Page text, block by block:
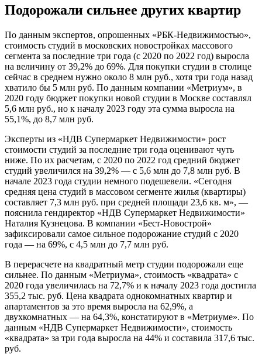
Подорожали сильнее других квартир
По данным экспертов, опрошенных «РБК-Недвижимостью»,
стоимость студий в московских новостройках массового
сегмента за последние три года (с 2020 по 2022 год) выросла
на величину от 39,2% до 69%. Для покупки студии в столице
сейчас в среднем нужно около 8 млн руб., хотя три года назад
хватило бы 5 млн руб. По данным компании «Метриум», в
2020 году бюджет покупки новой студии в Москве составлял
5,6 млн руб., но к началу 2023 году эта сумма выросла на
55,1%, до 8,7 млн руб.
Эксперты из «НДВ Супермаркет Недвижимости» рост
стоимости студий за последние три года оценивают чуть
ниже. По их расчетам, с 2020 по 2022 год средний бюджет
студий увеличился на 39,2% — с 5,6 млн до 7,8 млн руб. В
начале 2023 года студии немного подешевели. «Сегодня
средняя цена студий в массовом сегменте жилья (квартиры)
составляет 7,3 млн руб. при средней площади 23,6 кв. м», —
пояснила гендиректор «НДВ Супермаркет Недвижимости»
Наталия Кузнецова. В компании «Бест-Новострой»
зафиксировали самое сильное подорожание студий с 2020
года — на 69%, с 4,5 млн до 7,7 млн руб.
В перерасчете на квадратный метр студии подорожали еще
сильнее. По данным «Метриума», стоимость «квадрата» с
2020 года увеличилась на 72,7% и к началу 2023 года достигла
355,2 тыс. руб. Цена квадрата однокомнатных квартир и
апартаментов за это время выросла на 62,9%, а
двухкомнатных — на 64,3%, констатируют в «Метриуме». По
данным «НДВ Супермаркет Недвижимости», стоимость
«квадрата» за три года выросла на 44% и составила 317,6 тыс.
руб.